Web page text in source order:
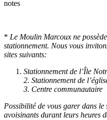
notes
* Le Moulin Marcoux ne
stationnement. Nous vous
sites suivants:
Stationnement de l’Île
2. Stationnement de
3. Centre communautaire
Possibilité de vous garer dans le
avoisinants durant leurs heures